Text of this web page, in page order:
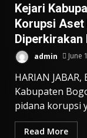
Kejari
Korupsi Aset
Diperkirakan
admin June
HARIAN
Kabupaten
pidana korupsi
Read More